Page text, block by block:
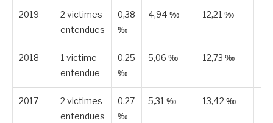
2019
2 victimes
entendues
0,38
‰
4,94 ‰ 12,21 ‰
2018
1 victime
entendue
0,25
‰
5,06 ‰ 12,73 ‰
2017
2 victimes
entendues
0,27
‰
5,31 ‰ 13,42 ‰